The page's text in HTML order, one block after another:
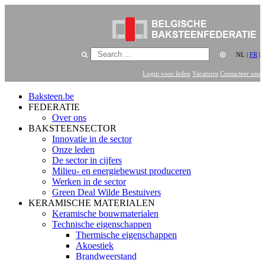
NL | FR |
Login voor leden Vacatures Contacteer ons
Baksteen.be
FEDERATIE
Over ons
BAKSTEENSECTOR
Innovatie in de sector
Onze leden
De sector in cijfers
Milieu- en energiebewust produceren
Werken in de sector
Green Deal Wilde Bestuivers
KERAMISCHE MATERIALEN
Keramische bouwmaterialen
Technische eigenschappen
Thermische eigenschappen
Akoestiek
Brandweerstand